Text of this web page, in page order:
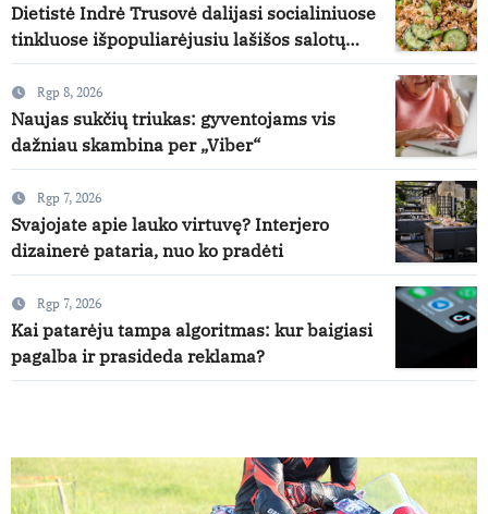
Dietistė Indrė Trusovė dalijasi socialiniuose
tinkluose išpopuliarėjusiu lašišos salotų
receptu
Rgp 8, 2026
Naujas sukčių triukas: gyventojams vis
dažniau skambina per „Viber“
Rgp 7, 2026
Svajojate apie lauko virtuvę? Interjero
dizainerė pataria, nuo ko pradėti
Rgp 7, 2026
Kai patarėju tampa algoritmas: kur baigiasi
pagalba ir prasideda reklama?